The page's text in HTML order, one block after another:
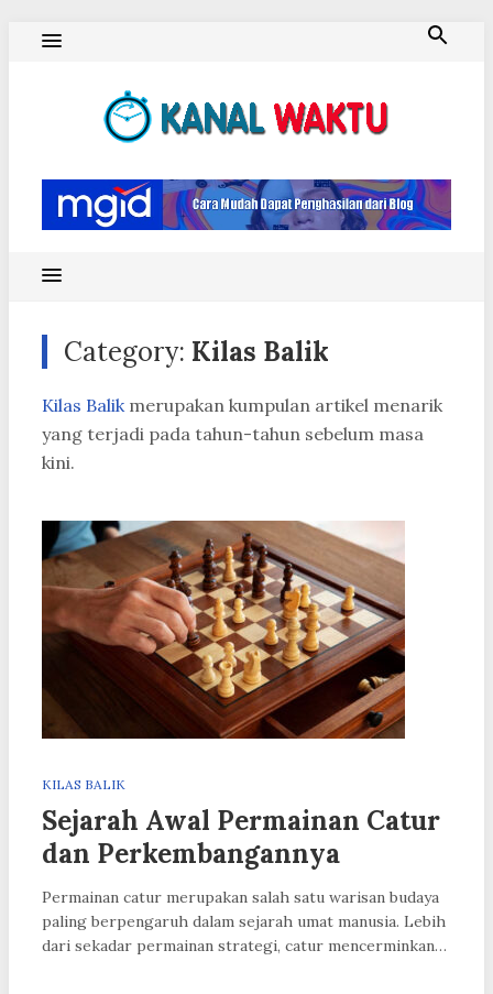
Category: Kilas Balik
Kilas Balik merupakan kumpulan artikel menarik
yang terjadi pada tahun-tahun sebelum masa
kini.
KILAS BALIK
Sejarah Awal Permainan Catur
dan Perkembangannya
Permainan catur merupakan salah satu warisan budaya
paling berpengaruh dalam sejarah umat manusia. Lebih
dari sekadar permainan strategi, catur mencerminkan…